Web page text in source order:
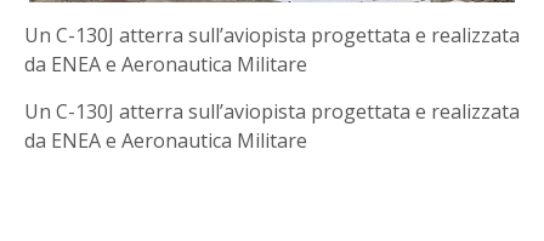
Un C-130J atterra sull’aviopista progettata e realizzata
da ENEA e Aeronautica Militare
Un C-130J atterra sull’aviopista progettata e realizzata
da ENEA e Aeronautica Militare